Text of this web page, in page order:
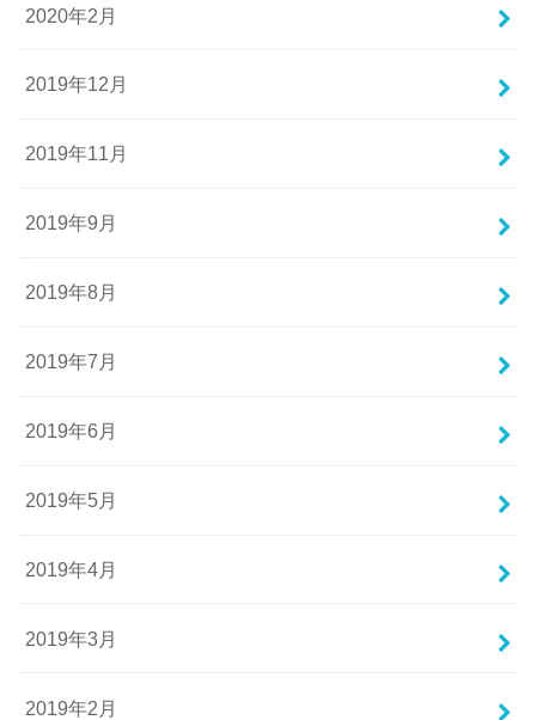
2020年2月
2019年12月
2019年11月
2019年9月
2019年8月
2019年7月
2019年6月
2019年5月
2019年4月
2019年3月
2019年2月